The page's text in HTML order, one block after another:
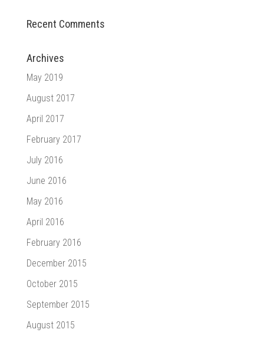
Recent Comments
Archives
May 2019
August 2017
April 2017
February 2017
July 2016
June 2016
May 2016
April 2016
February 2016
December 2015
October 2015
September 2015
August 2015